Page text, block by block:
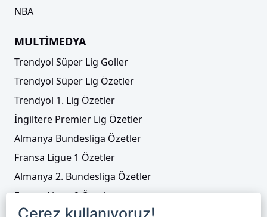
NBA
MULTİMEDYA
Trendyol Süper Lig Goller
Trendyol Süper Lig Özetler
Trendyol 1. Lig Özetler
İngiltere Premier Lig Özetler
Almanya Bundesliga Özetler
Fransa Ligue 1 Özetler
Almanya 2. Bundesliga Özetler
Fransa Ligue 2 Özetler
Çerez kullanıyoruz!